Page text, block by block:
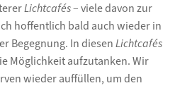
Lichtcafés– viele davon zur
hoffentlich bald auch wieder in
Begegnung. In diesenLichtcafés
Möglichkeit aufzutanken. Wir
wieder auffüllen, um den